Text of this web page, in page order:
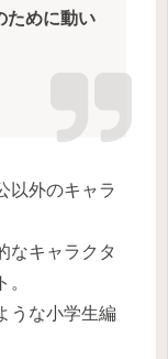
ために動い
以外のキャラ
なキャラクタ
うな小学生編